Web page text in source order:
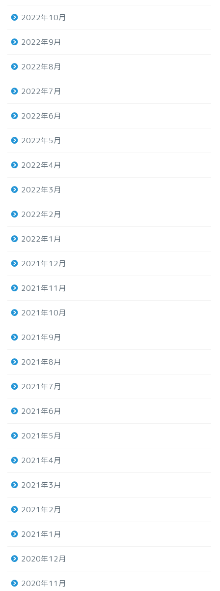
2022年10月
2022年9月
2022年8月
2022年7月
2022年6月
2022年5月
2022年4月
2022年3月
2022年2月
2022年1月
2021年12月
2021年11月
2021年10月
2021年9月
2021年8月
2021年7月
2021年6月
2021年5月
2021年4月
2021年3月
2021年2月
2021年1月
2020年12月
2020年11月